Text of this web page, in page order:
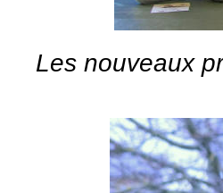
Les nouveaux